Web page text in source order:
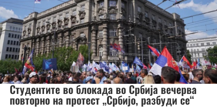
Студентите во блокада во Србија вечерва
повторно на протест „Србијо, разбуди се“